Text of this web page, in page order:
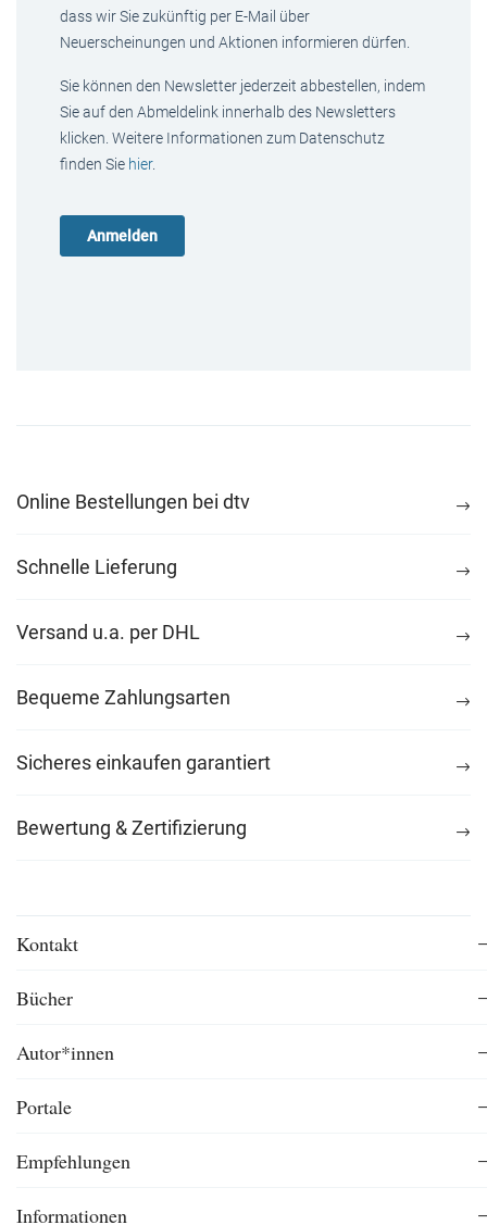
dass wir Sie zukünftig per E-Mail über
Neuerscheinungen und Aktionen informieren dürfen.
Sie können den Newsletter jederzeit abbestellen, indem
Sie auf den Abmeldelink innerhalb des Newsletters
klicken. Weitere Informationen zum Datenschutz
finden Sie hier.
Online Bestellungen bei dtv
Schnelle Lieferung
Versand u.a. per DHL
Bequeme Zahlungsarten
Sicheres einkaufen garantiert
Bewertung & Zertifizierung
Kontakt
Bücher
Autor*innen
Portale
Empfehlungen
Informationen